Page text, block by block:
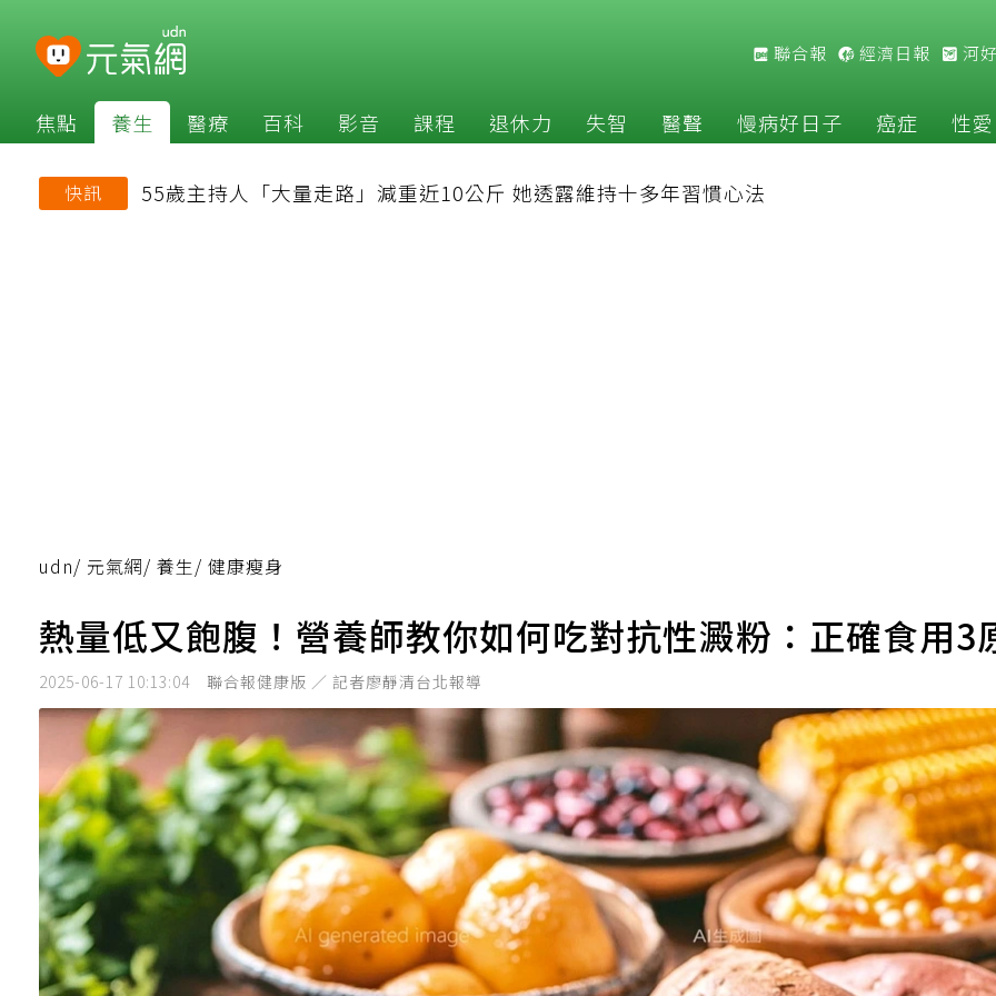
聯合報 經濟日報 河
焦點 養生 醫療 百科 影音 課程 退休力 失智 醫聲 慢病好日子 癌症 性愛
快訊 55歲主持人「大量走路」減重近10公斤 她透露維持十多年習慣心法
udn/ 元氣網/ 養生/ 健康瘦身
熱量低又飽腹！營養師教你如何吃對抗性澱粉：正確食用3
2025-06-17 10:13:04 聯合報健康版 ／ 記者廖靜清台北報導